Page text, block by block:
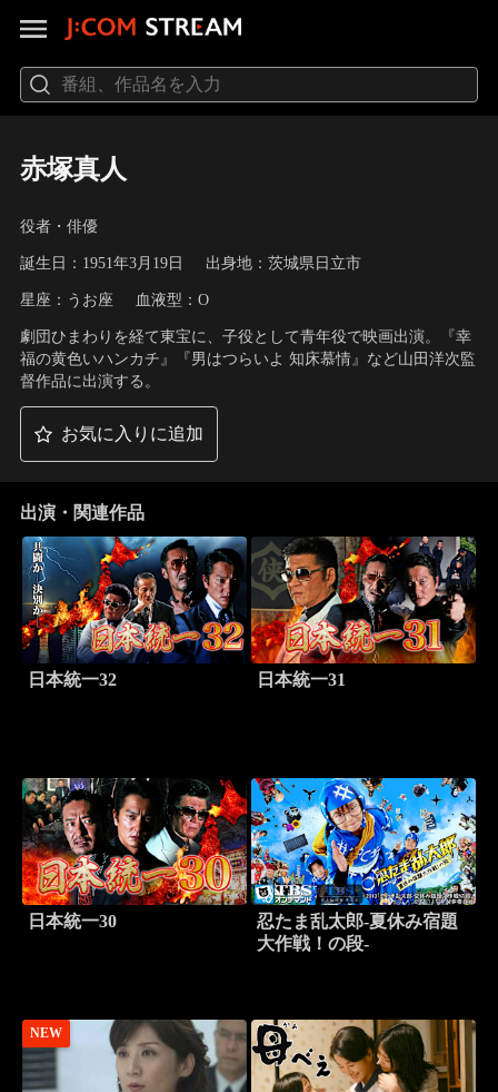
赤塚真人
役者・俳優
誕生日：1951年3月19日 出身地：茨城県日立市
星座：うお座 血液型：O
劇団ひまわりを経て東宝に、子役として青年役で映画出演。『幸
福の黄色いハンカチ』『男はつらいよ 知床慕情』など山田洋次監
督作品に出演する。
お気に入りに追加
出演・関連作品
日本統一32 日本統一31
日本統一30
忍たま乱太郎-夏休み宿題
大作戦！の段-
NEW